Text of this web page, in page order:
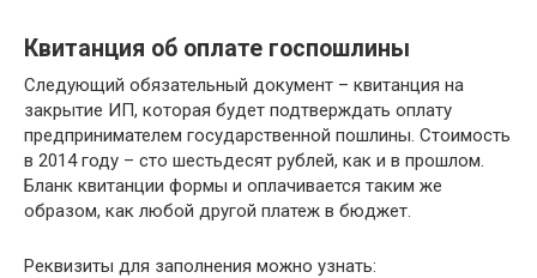
Квитанция об оплате госпошлины
Следующий обязательный документ – квитанция на
закрытие ИП, которая будет подтверждать оплату
предпринимателем государственной пошлины. Стоимость
в 2014 году – сто шестьдесят рублей, как и в прошлом.
Бланк квитанции формы и оплачивается таким же
образом, как любой другой платеж в бюджет.
Реквизиты для заполнения можно узнать: